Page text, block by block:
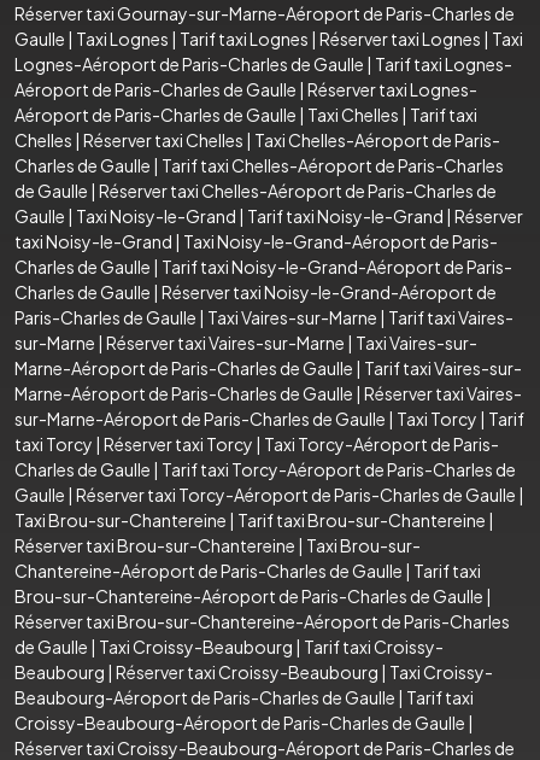
Réserver taxi Gournay-sur-Marne-Aéroport de Paris-Charles de
Gaulle | Taxi Lognes | Tarif taxi Lognes | Réserver taxi Lognes | Taxi
Lognes-Aéroport de Paris-Charles de Gaulle | Tarif taxi Lognes-
Aéroport de Paris-Charles de Gaulle | Réserver taxi Lognes-
Aéroport de Paris-Charles de Gaulle | Taxi Chelles | Tarif taxi
Chelles | Réserver taxi Chelles | Taxi Chelles-Aéroport de Paris-
Charles de Gaulle | Tarif taxi Chelles-Aéroport de Paris-Charles
de Gaulle | Réserver taxi Chelles-Aéroport de Paris-Charles de
Gaulle | Taxi Noisy-le-Grand | Tarif taxi Noisy-le-Grand | Réserver
taxi Noisy-le-Grand | Taxi Noisy-le-Grand-Aéroport de Paris-
Charles de Gaulle | Tarif taxi Noisy-le-Grand-Aéroport de Paris-
Charles de Gaulle | Réserver taxi Noisy-le-Grand-Aéroport de
Paris-Charles de Gaulle | Taxi Vaires-sur-Marne | Tarif taxi Vaires-
sur-Marne | Réserver taxi Vaires-sur-Marne | Taxi Vaires-sur-
Marne-Aéroport de Paris-Charles de Gaulle | Tarif taxi Vaires-sur-
Marne-Aéroport de Paris-Charles de Gaulle | Réserver taxi Vaires-
sur-Marne-Aéroport de Paris-Charles de Gaulle | Taxi Torcy | Tarif
taxi Torcy | Réserver taxi Torcy | Taxi Torcy-Aéroport de Paris-
Charles de Gaulle | Tarif taxi Torcy-Aéroport de Paris-Charles de
Gaulle | Réserver taxi Torcy-Aéroport de Paris-Charles de Gaulle |
Taxi Brou-sur-Chantereine | Tarif taxi Brou-sur-Chantereine |
Réserver taxi Brou-sur-Chantereine | Taxi Brou-sur-
Chantereine-Aéroport de Paris-Charles de Gaulle | Tarif taxi
Brou-sur-Chantereine-Aéroport de Paris-Charles de Gaulle |
Réserver taxi Brou-sur-Chantereine-Aéroport de Paris-Charles
de Gaulle | Taxi Croissy-Beaubourg | Tarif taxi Croissy-
Beaubourg | Réserver taxi Croissy-Beaubourg | Taxi Croissy-
Beaubourg-Aéroport de Paris-Charles de Gaulle | Tarif taxi
Croissy-Beaubourg-Aéroport de Paris-Charles de Gaulle |
Réserver taxi Croissy-Beaubourg-Aéroport de Paris-Charles de